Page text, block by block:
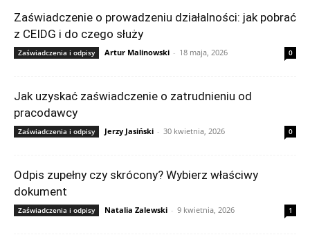
Zaświadczenie o prowadzeniu działalności: jak pobrać
z CEIDG i do czego służy
Zaświadczenia i odpisy Artur Malinowski - 18 maja, 2026 0
Jak uzyskać zaświadczenie o zatrudnieniu od
pracodawcy
Zaświadczenia i odpisy Jerzy Jasiński - 30 kwietnia, 2026 0
Odpis zupełny czy skrócony? Wybierz właściwy
dokument
Zaświadczenia i odpisy Natalia Zalewski - 9 kwietnia, 2026 1